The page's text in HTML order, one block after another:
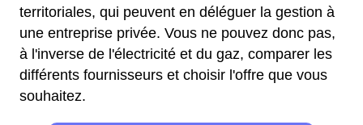
territoriales, qui peuvent en déléguer la gestion à
une entreprise privée. Vous ne pouvez donc pas,
à l'inverse de l'électricité et du gaz, comparer les
différents fournisseurs et choisir l'offre que vous
souhaitez.